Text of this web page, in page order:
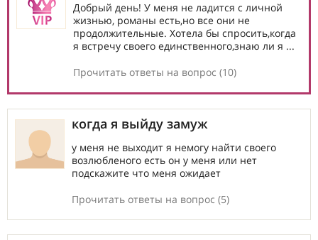
Добрый день! У меня не ладится с личной
жизнью, романы есть,но все они не
продолжительные. Хотела бы спросить,когда
я встречу своего единственного,знаю ли я ...
Прочитать ответы на вопрос (10)
когда я выйду замуж
у меня не выходит я немогу найти своего
возлюбленого есть он у меня или нет
подскажите что меня ожидает
Прочитать ответы на вопрос (5)